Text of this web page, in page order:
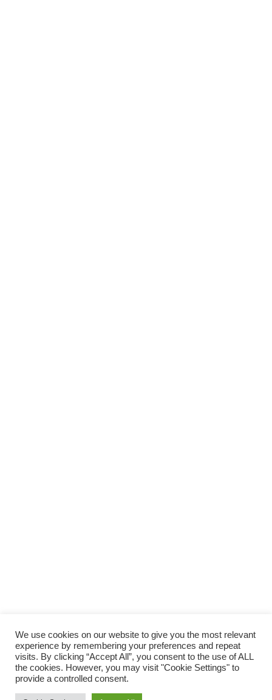
© 2014 Vivirsanos.com
We use cookies on our website to give you the most relevant
experience by remembering your preferences and repeat
visits. By clicking “Accept All”, you consent to the use of ALL
the cookies. However, you may visit "Cookie Settings" to
provide a controlled consent.